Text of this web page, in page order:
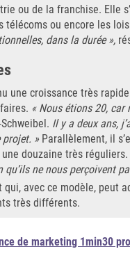
ou de la franchise. Elle
télécoms ou encore les
dans la durée »,
une croissance très
« Nous étions 20, car
Il y a deux ans,
» Parallèlement, il
douzaine très réguliers.
ne nous perçoivent
avec ce modèle, peut
très différents.
de marketing 1min30